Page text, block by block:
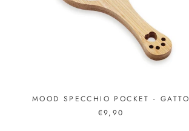
MOOD SPECCHIO POCKET - GATTO
€9,90